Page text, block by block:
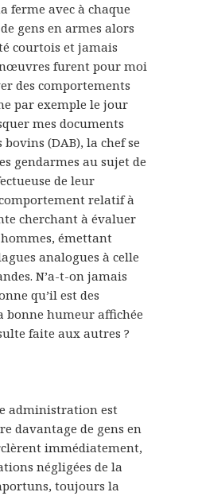
ferme avec à chaque
gens en armes alors
courtois et jamais
furent pour moi
des comportements
par exemple le jour
mes documents
(DAB), la chef se
gendarmes au sujet de
de leur
relatif à
cherchant à évaluer
hommes, émettant
analogues à celle
N’a-t-on jamais
qu’il est des
bonne humeur affichée
faite aux autres ?
administration est
davantage de gens en
immédiatement,
négligées de la
toujours la